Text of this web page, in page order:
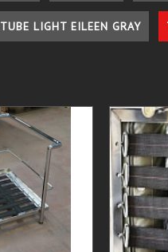
TUBE LIGHT EILEEN GRAY